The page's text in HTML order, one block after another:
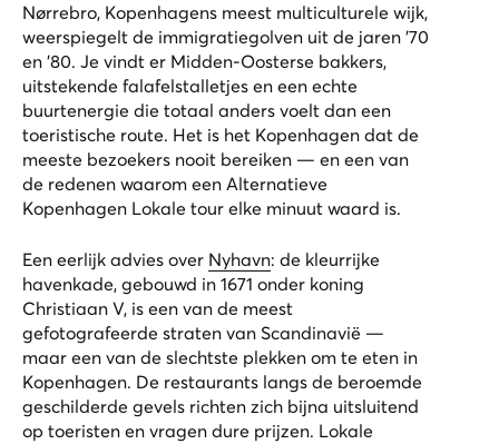
Nørrebro, Kopenhagens meest multiculturele wijk,
weerspiegelt de immigratiegolven uit de jaren ’70
en ’80. Je vindt er Midden-Oosterse bakkers,
uitstekende falafelstalletjes en een echte
buurtenergie die totaal anders voelt dan een
toeristische route. Het is het Kopenhagen dat de
meeste bezoekers nooit bereiken — en een van
de redenen waarom een Alternatieve
Kopenhagen Lokale tour elke minuut waard is.
Een eerlijk advies over Nyhavn: de kleurrijke
havenkade, gebouwd in 1671 onder koning
Christiaan V, is een van de meest
gefotografeerde straten van Scandinavië —
maar een van de slechtste plekken om te eten in
Kopenhagen. De restaurants langs de beroemde
geschilderde gevels richten zich bijna uitsluitend
op toeristen en vragen dure prijzen. Lokale